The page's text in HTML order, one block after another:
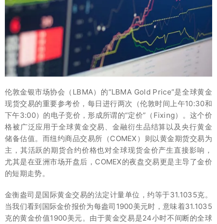
伦敦金银市场协会（LBMA）的“LBMA Gold Price”是全球黄金
现货交易的重要参考价，每日进行两次（伦敦时间上午10:30和
下午3:00）的电子竞价，形成所谓的“定价”（Fixing）。这个价
格被广泛应用于全球黄金交易、金融衍生品结算以及央行黄金
储备估值。而纽约商品交易所（COMEX）则以黄金期货交易为
主，其活跃的期货合约价格也对全球现货金价产生直接影响，
尤其是在亚洲市场开盘后，COMEX的夜盘交易更是主导了金价
的短期走势。
金衡盎司是国际黄金交易的法定计量单位，约等于31.1035克。
当我们看到国际金价报价为每盎司1900美元时，意味着31.1035
克的黄金价值1900美元。由于黄金交易是24小时不间断的全球